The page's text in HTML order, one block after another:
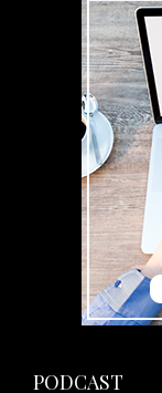
PODCAST